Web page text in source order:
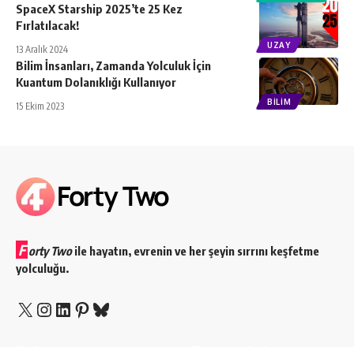
UZAY
SpaceX Starship 2025’te 25 Kez
Fırlatılacak!
13 Aralık 2024
BILIM
Bilim İnsanları, Zamanda Yolculuk İçin
Kuantum Dolanıklığı Kullanıyor
15 Ekim 2023
F orty Twoile hayatın, evrenin ve her şeyin sırrını keşfetme
yolculuğu.
X Instagram
LinkedIn
Pinterest
Bluesky